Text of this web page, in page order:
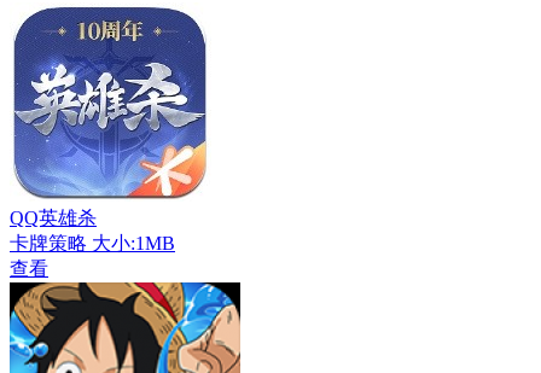
QQ英雄杀
卡牌策略 大小:1MB
查看